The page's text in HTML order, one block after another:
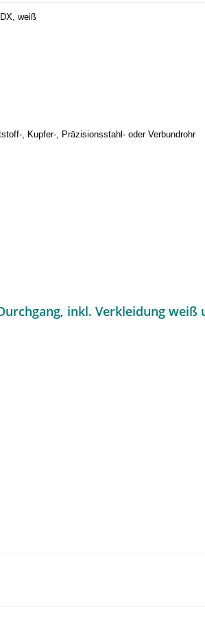
weiß
, Kupfer-, Präzisionsstahl- oder Verbundrohr
inkl. Verkleidung weiß